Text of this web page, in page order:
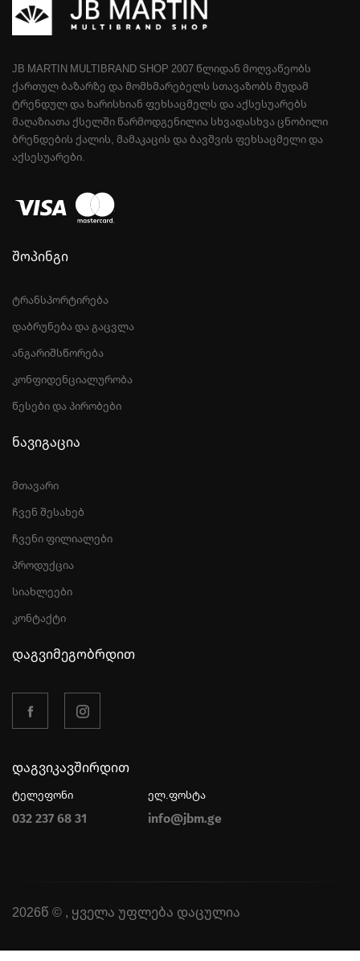
JB MARTIN MULTIBRAND SHOP 2007 ᲬᲚᲘᲓᲐᲜ ᲛᲝᲦᲕᲐᲬᲔᲝᲑᲡ
ᲥᲐᲠᲗᲣᲚ ᲑᲐᲖᲐᲠᲖᲔ ᲓᲐ ᲛᲝᲛᲮᲛᲐᲠᲔᲑᲔᲚᲡ ᲡᲗᲐᲕᲐᲖᲝᲑᲡ ᲛᲣᲓᲐᲛ
ᲢᲠᲔᲜᲓᲣᲚ ᲓᲐ ᲮᲐᲠᲘᲡᲮᲘᲐᲜ ᲤᲔᲮᲡᲐᲪᲛᲔᲚᲡ ᲓᲐ ᲐᲥᲡᲔᲡᲣᲐᲠᲔᲑᲡ
ᲛᲐᲦᲐᲖᲘᲐᲗᲐ ᲥᲡᲔᲚᲨᲘ ᲬᲐᲠᲛᲝᲓᲒᲔᲜᲘᲚᲘᲐ ᲡᲮᲕᲐᲓᲐᲡᲮᲕᲐ ᲪᲜᲝᲑᲘᲚᲘ
ᲑᲠᲔᲜᲓᲔᲑᲘᲡ ᲥᲐᲚᲘᲡ, ᲛᲐᲛᲐᲙᲐᲪᲘᲡ ᲓᲐ ᲑᲐᲕᲨᲕᲘᲡ ᲤᲔᲮᲡᲐᲪᲛᲔᲚᲘ ᲓᲐ
ᲐᲥᲡᲔᲡᲣᲐᲠᲔᲑᲘ.
შოპინგი
ტრანსპორტირება
დაბრუნება და გაცვლა
ანგარიშსწორება
კონფიდენციალურობა
წესები და პირობები
ნავიგაცია
მთავარი
ჩვენ შესახებ
ჩვენი ფილიალები
პროდუქცია
სიახლეები
კონტაქტი
დაგვიმეგობრდით
დაგვიკავშირდით
ტელეფონი
032 237 68 31
ელ.ფოსტა
info@jbm.ge
2026წ © , ყველა უფლება დაცულია